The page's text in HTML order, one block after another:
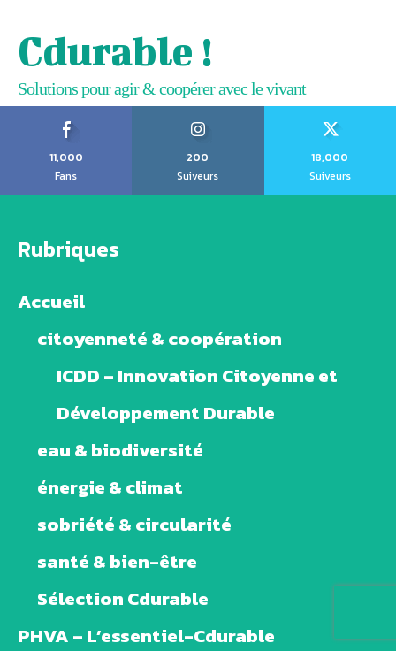
Cdurable !
Solutions pour agir & coopérer avec le vivant
11,000
Fans
200
Suiveurs
18,000
Suiveurs
Rubriques
Accueil
citoyenneté & coopération
ICDD – Innovation Citoyenne et
Développement Durable
eau & biodiversité
énergie & climat
sobriété & circularité
santé & bien-être
Sélection Cdurable
PHVA – L’essentiel-Cdurable